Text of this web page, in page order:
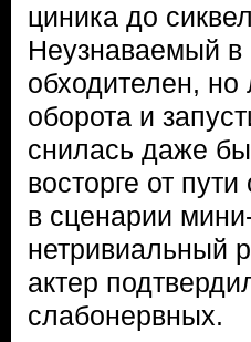
циника до
Неузнаваемый в
обходителен, но
оборота и
снилась даже
восторге от
в сценарии
нетривиальный
актер
слабонервных.